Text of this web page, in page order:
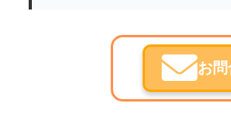
お問